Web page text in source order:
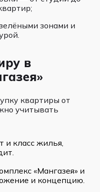
зонами и
в
квартиры от
учитывать
класс жилья,
«Мангазея» и
и концепцию.